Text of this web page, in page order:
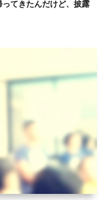
てきたんだけど、披露